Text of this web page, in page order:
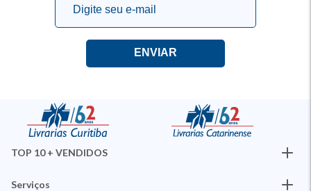
TOP 10 + VENDIDOS
Serviços